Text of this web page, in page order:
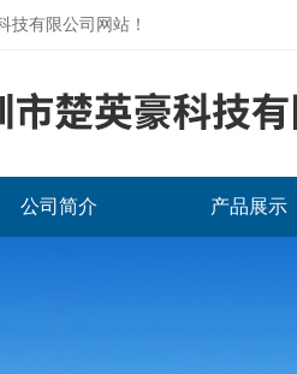
技有限公司网站！
公司简介 产品展示